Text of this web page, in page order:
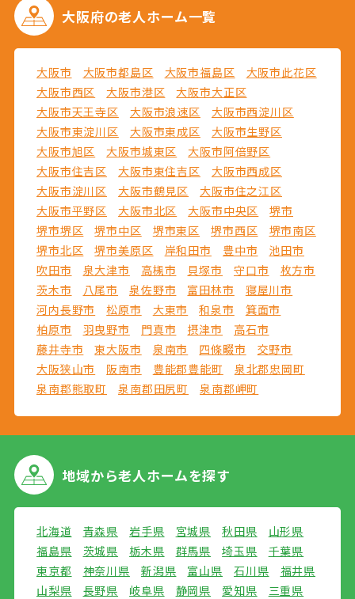
大阪府の老人ホーム一覧
大阪市 大阪市都島区 大阪市福島区
大阪市此花区
大阪市西区
大阪市港区
大阪市大正区
大阪市天王寺区
大阪市浪速区
大阪市西淀川区
大阪市東淀川区
大阪市東成区
大阪市生野区
大阪市旭区
大阪市城東区
大阪市阿倍野区
大阪市住吉区
大阪市東住吉区
大阪市西成区
大阪市淀川区
大阪市鶴見区
大阪市住之江区
大阪市平野区
大阪市北区 大阪市中央区
堺市
堺市堺区
堺市中区 堺市東区 堺市西区
堺市南区
堺市北区
堺市美原区 岸和田市 豊中市
池田市
吹田市
泉大津市 高槻市 貝塚市 守口市
枚方市
茨木市
八尾市 泉佐野市 富田林市
寝屋川市
河内長野市
松原市 大東市 和泉市
箕面市
柏原市
羽曳野市 門真市 摂津市
高石市
藤井寺市
東大阪市 泉南市 四條畷市
交野市
大阪狭山市
阪南市 豊能郡豊能町
泉北郡忠岡町
泉南郡熊取町
泉南郡田尻町 泉南郡岬町
地域から老人ホームを探す
北海道 青森県 岩手県 宮城県 秋田県
山形県
福島県
茨城県 栃木県 群馬県 埼玉県
千葉県
東京都
神奈川県 新潟県 富山県 石川県
福井県
山梨県
長野県 岐阜県 静岡県 愛知県
三重県